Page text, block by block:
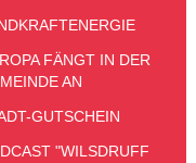
FÄNGT IN DER
AN
GUTSCHEIN
"WILSDRUFF